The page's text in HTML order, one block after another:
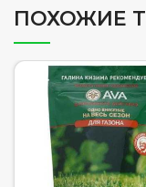
ПОХОЖИЕ